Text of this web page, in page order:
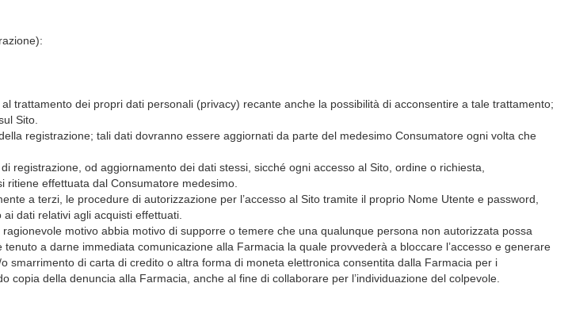
trattamento dei propri dati personali (privacy) recante anche la possibilità di acconsentire a tale trattamento;
Sito.
registrazione; tali dati dovranno essere aggiornati da parte del medesimo Consumatore ogni volta che
od aggiornamento dei dati stessi, sicché ogni accesso al Sito, ordine o richiesta,
effettuata dal Consumatore medesimo.
a terzi, le procedure di autorizzazione per l’accesso al Sito tramite il proprio Nome Utente e password,
dati relativi agli acquisti effettuati.
motivo abbia motivo di supporre o temere che una qualunque persona non autorizzata possa
a darne immediata comunicazione alla Farmacia la quale provvederà a bloccare l’accesso e generare
di carta di credito o altra forma di moneta elettronica consentita dalla Farmacia per i
della denuncia alla Farmacia, anche al fine di collaborare per l’individuazione del colpevole.